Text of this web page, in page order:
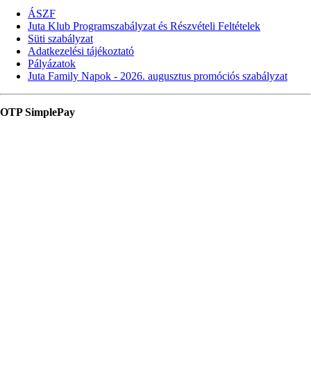
ÁSZF
Juta Klub Programszabályzat és Részvételi Feltételek
Süti szabályzat
Adatkezelési tájékoztató
Pályázatok
Juta Family Napok - 2026. augusztus promóciós szabályzat
OTP SimplePay